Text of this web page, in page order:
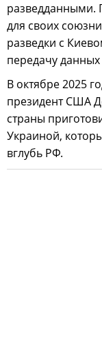
разведданными.
для своих
разведки с
передачу данных
В октябре 2025
президент США
страны
Украиной,
вглубь РФ.